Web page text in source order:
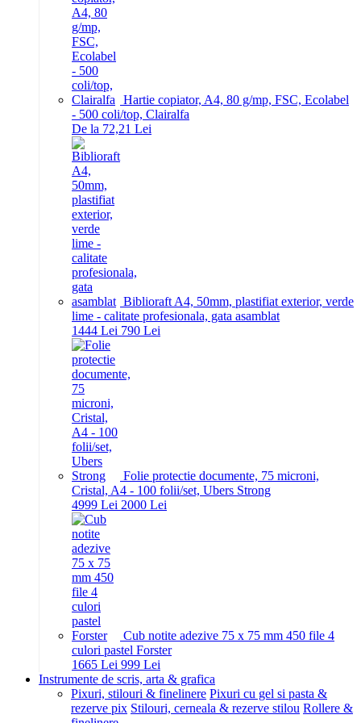
Hartie copiator, A4, 80 g/mp, FSC, Ecolabel
- 500 coli/top, Clairalfa
De la 72,21 Lei
Biblioraft A4, 50mm, plastifiat exterior, verde
lime - calitate profesionala, gata asamblat
1444 Lei 790 Lei
Folie protectie documente, 75 microni,
Cristal, A4 - 100 folii/set, Ubers Strong
4999 Lei 2000 Lei
Cub notite adezive 75 x 75 mm 450 file 4
culori pastel Forster
1665 Lei 999 Lei
Instrumente de scris, arta & grafica
Pixuri, stilouri & finelinere Pixuri cu gel si pasta &
rezerve pix Stilouri, cerneala & rezerve stilou Rollere &